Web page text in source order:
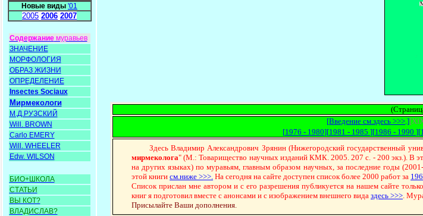
Новые виды '01
2005 2006 2007
Содержаниемуравьев
ЗНАЧЕНИЕ
МОРФОЛОГИЯ
ОБРАЗ ЖИЗНИ
ОПРЕДЕЛЕНИЕ
Insectes Sociaux
Мирмекологи
М.Д.РУЗСКИЙ
Will. BROWN
Carlo EMERY
Will. WHEELER
Edw. WILSON
БИО+ШКОЛА
СТАТЬИ
ВЫ КОТ?
ВЛАДИСЛАВ?
[Введение см.здесь >>> .]
[1976 - 1980][1981 - 1985 ][1986 - 1990 ][
Здесь Владимир Александрович Зрянин (Нижегородский государственный
мирмеколога" (М.: Товарищество научных изданий КМК. 2005. 207 с. - 200 экз.). В
на других языках) по муравьям, главным образом научных, за последние годы
этой книгисм.ниже >>>. На сегодня на сайте доступен список более 2000 работ за
Список прислан мне автором и с его разрешения публикуется на нашем сайте
книг я подготовил вместе с анонсами и с изображением внешнего видаздесь >>> .
Присылайте Ваши дополнения.